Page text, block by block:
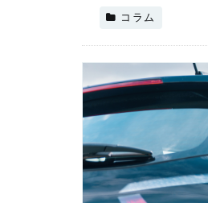
コラム